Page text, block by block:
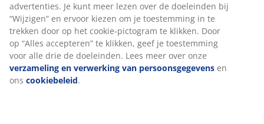
Productvragen
advertenties. Je kunt meer lezen over de doeleinden bij
“Wijzigen” en ervoor kiezen om je toestemming in te
trekken door op het cookie-pictogram te klikken. Door
op “Alles accepteren” te klikken, geef je toestemming
voor alle drie de doeleinden. Lees meer over onze
verzameling en verwerking van persoonsgegevens en
ons cookiebeleid.